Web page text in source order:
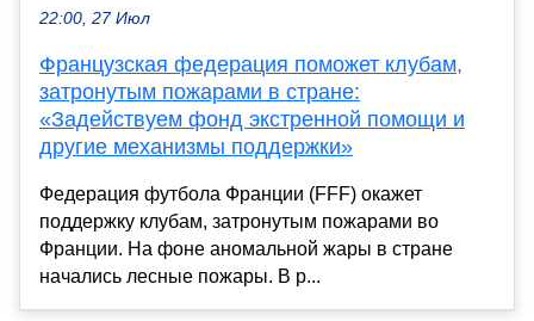
22:00, 27 Июл
Французская федерация поможет клубам,
затронутым пожарами в стране:
«Задействуем фонд экстренной помощи и
другие механизмы поддержки»
Федерация футбола Франции (FFF) окажет
поддержку клубам, затронутым пожарами во
Франции. На фоне аномальной жары в стране
начались лесные пожары. В р...